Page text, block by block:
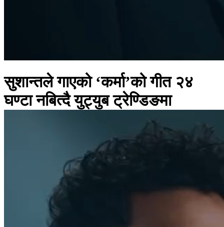
सुशान्तले गाएको ‘कर्मा’को गीत २४
घण्टा नबित्दै युट्युब ट्रेण्डिङमा